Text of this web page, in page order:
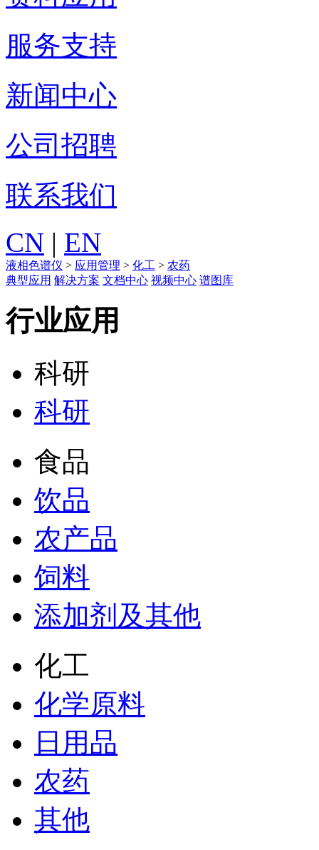
服务支持
新闻中心
公司招聘
联系我们
CN | EN
液相色谱仪 > 应用管理 > 化工 > 农药
典型应用 解决方案 文档中心 视频中心 谱图库
行业应用
科研
科研
食品
饮品
农产品
饲料
添加剂及其他
化工
化学原料
日用品
农药
其他